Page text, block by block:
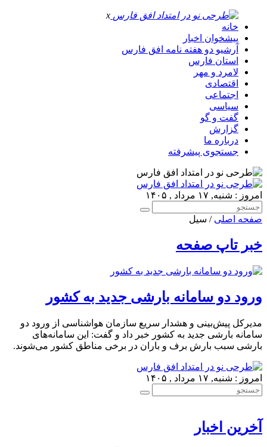
x
خانه
پیشخوان اخبار
آرشیو دو هفته نامه افق فارس
استان فارس
لامرد و مهر
اقتصادی
اجتماعی
سیاسی
گفت و گو
گزارش
درباره ما
جستجوی پیشرفته
امروز : شنبه, ۱۷ مرداد , ۱۴۰۵
صفحه اصلی / سیل
خبر تاپ صفحه
ورود دو سامانه بارشی جدید به کشور
مدیرکل پیش‌بینی و هشدار سریع سازمان هواشناسی از ورود دو
سامانه بارشی جدید به کشور خبر داد و گفت: این سامانه‌های
بارشی سبب بارش برف و باران در برخی مناطق کشور می‌شوند.
امروز : شنبه, ۱۷ مرداد , ۱۴۰۵
آخرین اخبار